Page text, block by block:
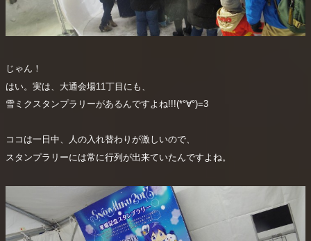
じゃん！
はい。実は、大通会場11丁目にも、
雪ミクスタンプラリーがあるんですよね!!!(*°∀°)=3
ココは一日中、人の入れ替わりが激しいので、
スタンプラリーには常に行列が出来ていたんですよね。